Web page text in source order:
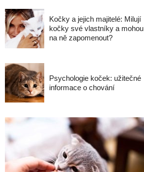
Kočky a jejich majitelé: Milují
kočky své vlastníky a mohou
na ně zapomenout?
Psychologie koček: užitečné
informace o chování